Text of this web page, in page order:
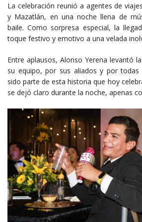
La celebración reunió a agentes de
y Mazatlán, en una noche llena de
baile. Como sorpresa especial, la
toque festivo y emotivo a una velada
Entre aplausos, Alonso Yerena levantó
su equipo, por sus aliados y por todas
sido parte de esta historia que hoy
se dejó claro durante la noche, apenas